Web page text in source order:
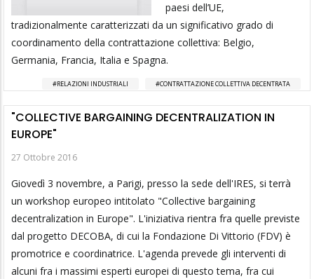
paesi dell’UE,
tradizionalmente caratterizzati da un significativo grado di
coordinamento della contrattazione collettiva: Belgio,
Germania, Francia, Italia e Spagna.
RELAZIONI INDUSTRIALI CONTRATTAZIONE COLLETTIVA DECENTRATA
"COLLECTIVE BARGAINING DECENTRALIZATION IN
EUROPE"
27 Ottobre 2016
Giovedì 3 novembre, a Parigi, presso la sede dell'IRES, si terrà
un workshop europeo intitolato "Collective bargaining
decentralization in Europe". L'iniziativa rientra fra quelle previste
dal progetto DECOBA, di cui la Fondazione Di Vittorio (FDV) è
promotrice e coordinatrice. L'agenda prevede gli interventi di
alcuni fra i massimi esperti europei di questo tema, fra cui